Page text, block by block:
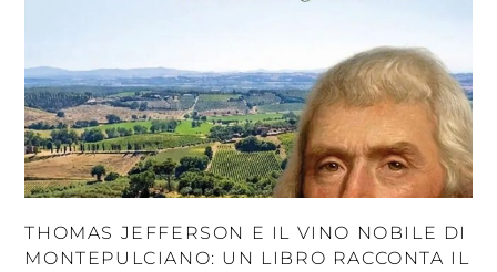
THOMAS JEFFERSON E IL VINO NOBILE DI
MONTEPULCIANO: UN LIBRO RACCONTA IL